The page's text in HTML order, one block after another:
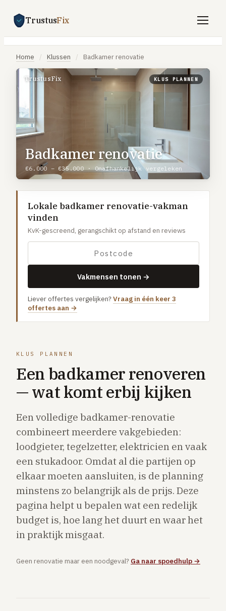
TrustusFix
Gratis offertes aanvragen
Vind een vakman
Klussen
SPOED 24/7
CV-storing
Airco-storing
Warmtepomp-storing
Daklekkage
Afvoer verstopt
Gaslucht
VERBOUW
Badkamer renovatie
Keuken vervangen
Dak renovatie
TUIN
Tuin aanleg of renovatie
CV-ketel vervangen
Warmtepomp plaatsen
Vloerverwarming aanleggen
Airco installeren
Thermostaat installeren
Zonnepanelen installeren
ELEKTRA
Home / Klussen / Badkamer renovatie
TrustusFix KLUS PLANNEN
Badkamer renovatie
€6.000 – €35.000 · Onafhankelijk vergeleken
Lokale badkamer renovatie-vakman
vinden
KvK-gescreend, gerangschikt op afstand en reviews
Vakmensen tonen →
Liever offertes vergelijken?Vraag in één keer 3
offertes aan →
KLUS PLANNEN
Een badkamer renoveren
— wat komt erbij kijken
Een volledige badkamer-renovatie
combineert meerdere vakgebieden:
loodgieter, tegelzetter, elektricien en vaak
een stukadoor. Omdat al die partijen op
elkaar moeten aansluiten, is de planning
minstens zo belangrijk als de prijs. Deze
pagina helpt u bepalen wat een redelijk
budget is, hoe lang het duurt en waar het
in praktijk misgaat.
Geen renovatie maar een noodgeval? Ga naar spoedhulp →